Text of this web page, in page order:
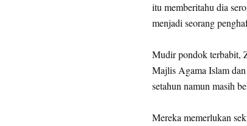
itu memberitahu dia
menjadi seorang
Mudir pondok terbabit,
Majlis Agama Islam
setahun namun masih
Mereka memerlukan